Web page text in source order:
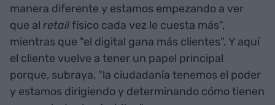
manera diferente y estamos empezando a ver
que al retailfísico cada vez le cuesta más",
mientras que "el digital gana más clientes". Y aquí
el cliente vuelve a tener un papel principal
porque, subraya, "la ciudadanía tenemos el poder
y estamos dirigiendo y determinando cómo tienen